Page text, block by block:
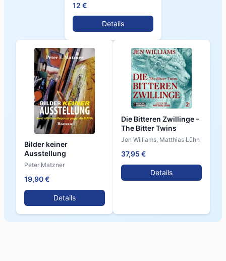
12 €
Details
Bilder keiner
Ausstellung
Peter Matzner
19,90 €
Details
Die Bitteren Zwillinge –
The Bitter Twins
Jen Williams, Matthias Lühn
37,95 €
Details